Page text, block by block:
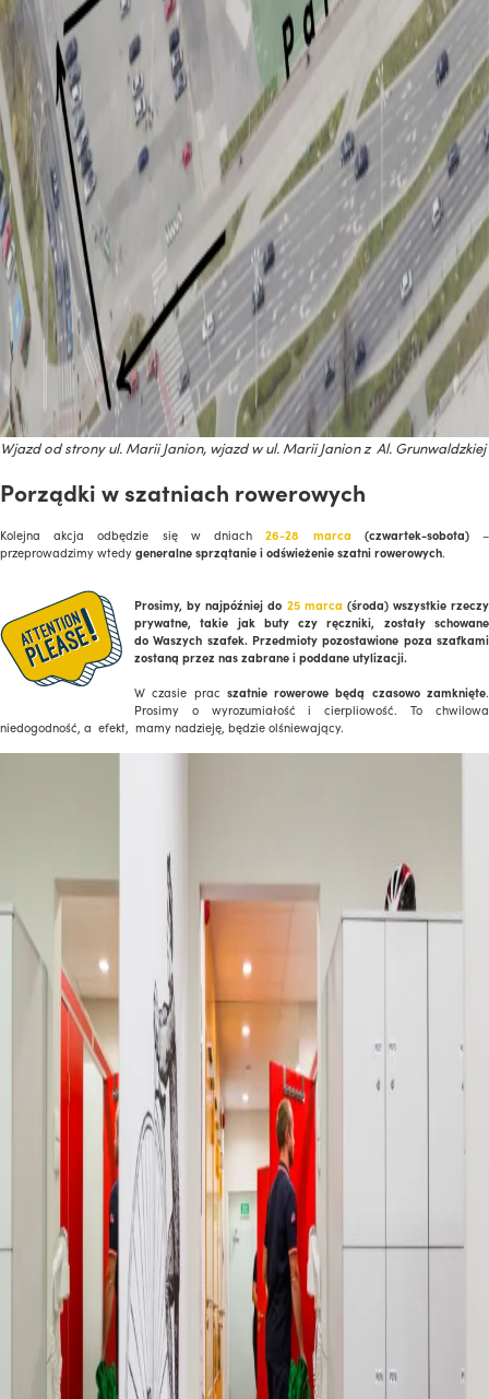
Wjazd od strony ul. Marii Janion, wjazd w ul. Marii Janion z Al. Grunwaldzkiej
Porządki w szatniach rowerowych
Kolejna akcja odbędzie się w dniach26-28 marca (czwartek-sobota)–
przeprowadzimy wtedygeneralne sprzątanie i odświeżenie szatni rowerowych.
Prosimy, by najpóźniej do 25 marca (środa) wszystkie rzeczy
prywatne, takie jak buty czy ręczniki, zostały schowane
do Waszych szafek. Przedmioty pozostawione poza szafkami
zostaną przez nas zabrane i poddane utylizacji.
W czasie prac szatnie rowerowe będą czasowo zamknięte.
Prosimy o wyrozumiałość i cierpliowość. To chwilowa
niedogodność, a efekt, mamy nadzieję, będzie olśniewający.